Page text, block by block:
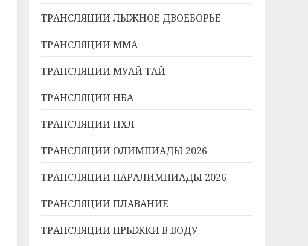
ТРАНСЛЯЦИИ ЛЫЖНОЕ ДВОЕБОРЬЕ
ТРАНСЛЯЦИИ ММА
ТРАНСЛЯЦИИ МУАЙ ТАЙ
ТРАНСЛЯЦИИ НБА
ТРАНСЛЯЦИИ НХЛ
ТРАНСЛЯЦИИ ОЛИМПИАДЫ 2026
ТРАНСЛЯЦИИ ПАРАЛИМПИАДЫ 2026
ТРАНСЛЯЦИИ ПЛАВАНИЕ
ТРАНСЛЯЦИИ ПРЫЖКИ В ВОДУ